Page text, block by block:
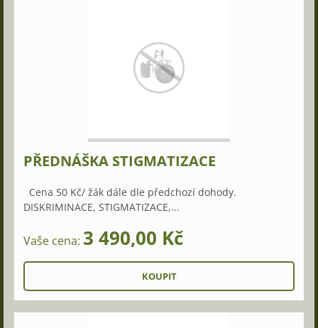
PŘEDNÁŠKA STIGMATIZACE
Cena 50 Kč/ žák dále dle předchozí dohody.
DISKRIMINACE, STIGMATIZACE,...
Vaše cena: 3 490,00 Kč